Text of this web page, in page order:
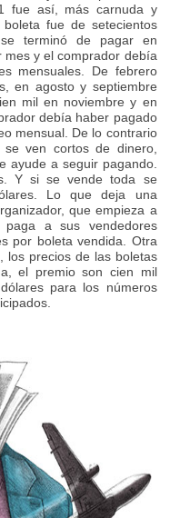
fue así, más carnuda y
fue de setecientos
terminó de pagar en
y el comprador debía
mensuales. De febrero
en agosto y septiembre
mil en noviembre y en
debía haber pagado
mensual. De lo contrario
ven cortos de dinero,
ayude a seguir pagando.
Y si se vende toda se
Lo que deja una
que empieza a
a sus vendedores
por boleta vendida. Otra
los precios de las boletas
el premio son cien mil
para los números